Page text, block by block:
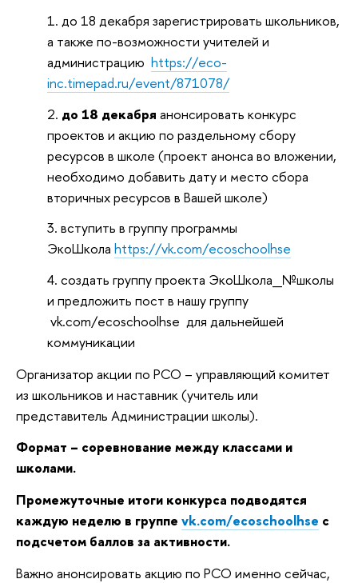
до 18 декабря зарегистрировать школьников,
а также по-возможности учителей и
администрациюhttps://eco-
inc.timepad.ru/event/871078/
до 18 декабряанонсировать конкурс
проектов и акцию по раздельному сбору
ресурсов в школе (проект анонса во вложении,
необходимо добавить дату и место сбора
вторичных ресурсов в Вашей школе)
вступить в группу программы
ЭкоШколаhttps://vk.com/ecoschoolhse
создать группу проекта ЭкоШкола_№школы
и предложить пост в нашу группу
vk.com/ecoschoolhse для дальнейшей
коммуникации
Организатор акции по РСО – управляющий комитет
из школьников и наставник (учитель или
представитель Администрации школы).
Формат – соревнование между классами и
школами.
Промежуточные итоги конкурса подводятся
каждую неделю в группе vk.com/ecoschoolhse с
подсчетом баллов за активности.
Важно анонсировать акцию по РСО именно сейчас,